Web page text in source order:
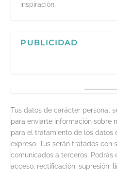
inspiración.
PUBLICIDAD
Tus datos de carácter personal
para enviarte información sobre
para el tratamiento de los datos
expreso. Tus serán tratados con
comunicados a terceros. Podrás
acceso, rectificación, supresión,